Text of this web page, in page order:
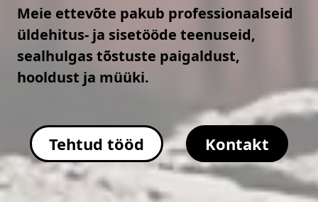
Meie ettevõte pakub professionaalseid
üldehitus- ja sisetööde teenuseid,
sealhulgas tõstuste paigaldust,
hooldust ja müüki.
Tehtud tööd Kontakt